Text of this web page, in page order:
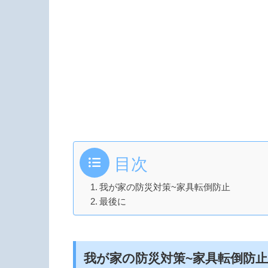
目次
我が家の防災対策~家具転倒防止
最後に
我が家の防災対策~家具転倒防止